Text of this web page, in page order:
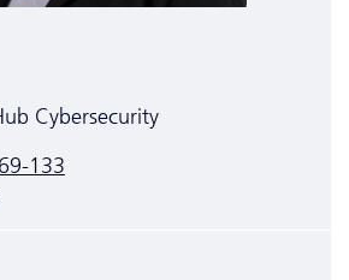
Cyber­security
133